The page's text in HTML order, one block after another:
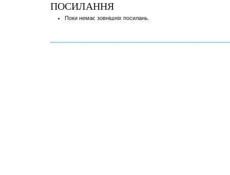
ПОСИЛАННЯ
Поки немає зовнішніх посилань.